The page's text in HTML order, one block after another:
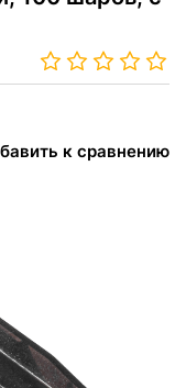
к сравнению